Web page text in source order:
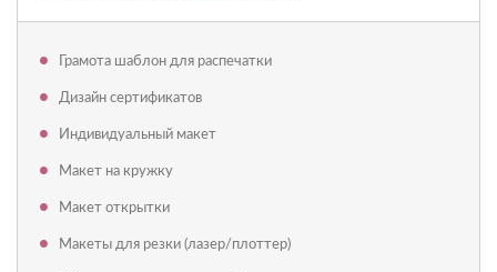
Грамота шаблон для распечатки
Дизайн сертификатов
Индивидуальный макет
Макет на кружку
Макет открытки
Макеты для резки (лазер/плоттер)